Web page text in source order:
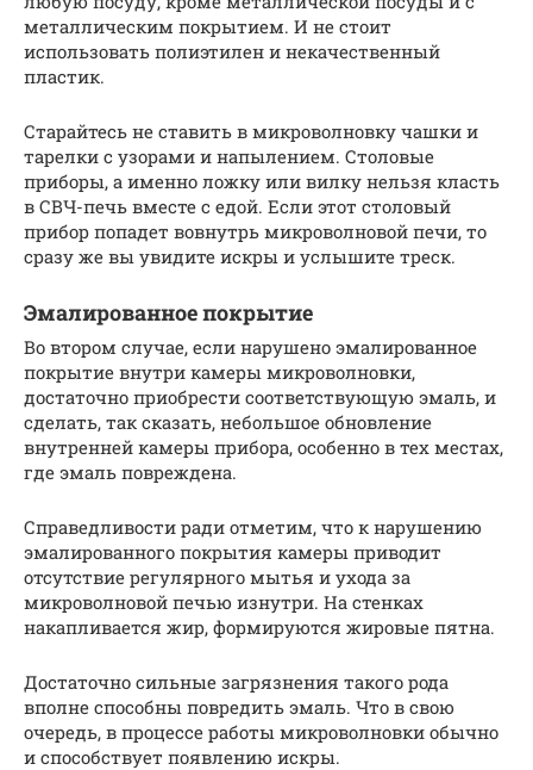
металлическим покрытием. И не стоит
использовать полиэтилен и некачественный
пластик.
Старайтесь не ставить в микроволновку чашки и
тарелки с узорами и напылением. Столовые
приборы, а именно ложку или вилку нельзя класть
в СВЧ-печь вместе с едой. Если этот столовый
прибор попадет вовнутрь микроволновой печи, то
сразу же вы увидите искры и услышите треск.
Эмалированное покрытие
Во втором случае, если нарушено эмалированное
покрытие внутри камеры микроволновки,
достаточно приобрести соответствующую эмаль, и
сделать, так сказать, небольшое обновление
внутренней камеры прибора, особенно в тех местах,
где эмаль повреждена.
Справедливости ради отметим, что к нарушению
эмалированного покрытия камеры приводит
отсутствие регулярного мытья и ухода за
микроволновой печью изнутри. На стенках
накапливается жир, формируются жировые пятна.
Достаточно сильные загрязнения такого рода
вполне способны повредить эмаль. Что в свою
очередь, в процессе работы микроволновки обычно
и способствует появлению искры.